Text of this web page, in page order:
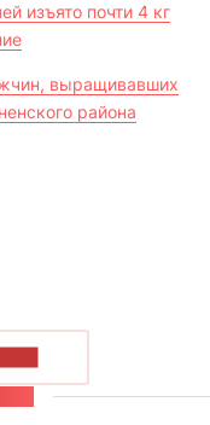
изъято почти 4 кг
выращивавших
района